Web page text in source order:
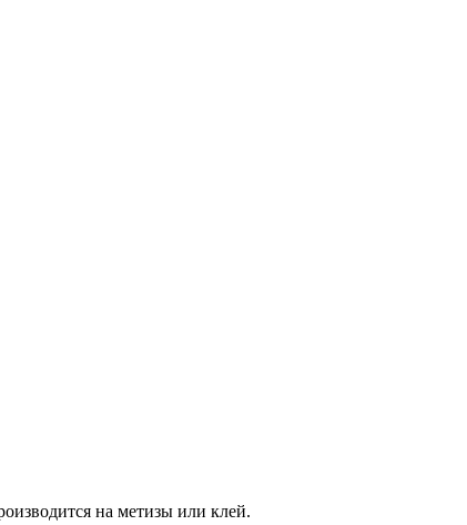
на метизы или клей.